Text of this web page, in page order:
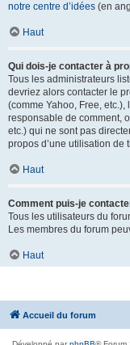
notre centre d’idées (en
Haut
Qui dois-je contacter à
Tous les administrateurs
devriez alors contacter le
(comme Yahoo, Free,
responsable de comment,
etc.) qui ne sont pas
propos d’une utilisation
Haut
Comment puis-je
Tous les utilisateurs du
Les membres du forum
Haut
Accueil du forum